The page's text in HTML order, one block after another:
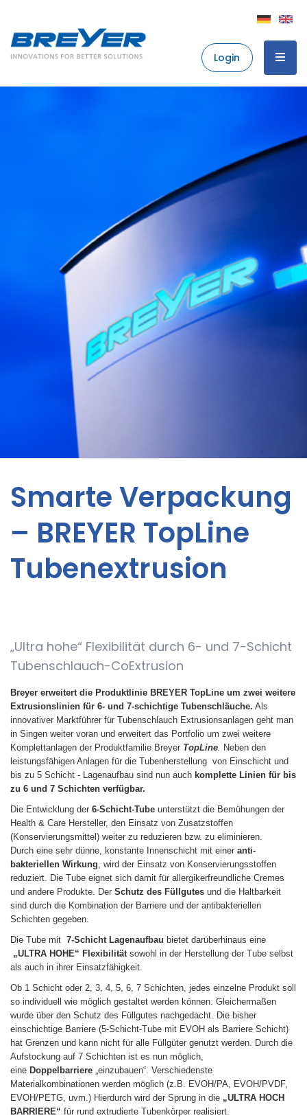
Login
Smarte Verpackung
– BREYER TopLine
Tubenextrusion
„Ultra hohe“ Flexibilität durch 6- und 7-Schicht
Tubenschlauch-CoExtrusion
Breyer erweitert die Produktlinie BREYER TopLine um zwei weitere
Extrusionslinien für 6- und 7-schichtige Tubenschläuche. Als
innovativer Marktführer für Tubenschlauch Extrusionsanlagen geht man
in Singen weiter voran und erweitert das Portfolio um zwei weitere
Komplettanlagen der Produktfamilie Breyer TopLine. Neben den
leistungsfähigen Anlagen für die Tubenherstellung von Einschicht und
bis zu 5 Schicht - Lagenaufbau sind nun auch komplette Linien für bis
zu 6 und 7 Schichten verfügbar.
Die Entwicklung der 6-Schicht-Tube unterstützt die Bemühungen der
Health & Care Hersteller, den Einsatz von Zusatzstoffen
(Konservierungsmittel) weiter zu reduzieren bzw. zu eliminieren.
Durch eine sehr dünne, konstante Innenschicht mit einer anti-
bakteriellen Wirkung, wird der Einsatz von Konservierungsstoffen
reduziert. Die Tube eignet sich damit für allergikerfreundliche Cremes
und andere Produkte. Der Schutz des Füllgutes und die Haltbarkeit
sind durch die Kombination der Barriere und der antibakteriellen
Schichten gegeben.
Die Tube mit 7-Schicht Lagenaufbau bietet darüberhinaus eine
„ULTRA HOHE“ Flexibilität sowohl in der Herstellung der Tube selbst
als auch in ihrer Einsatzfähigkeit.
Ob 1 Schicht oder 2, 3, 4, 5, 6, 7 Schichten, jedes einzelne Produkt soll
so individuell wie möglich gestaltet werden können. Gleichermaßen
wurde über den Schutz des Füllgutes nachgedacht. Die bisher
einschichtige Barriere (5-Schicht-Tube mit EVOH als Barriere Schicht)
hat Grenzen und kann nicht für alle Füllgüter genutzt werden. Durch die
Aufstockung auf 7 Schichten ist es nun möglich,
eine Doppelbarriere „einzubauen“. Verschiedenste
Materialkombinationen werden möglich (z.B. EVOH/PA, EVOH/PVDF,
EVOH/PETG, uvm.) Hierdurch wird der Sprung in die „ULTRA HOCH
BARRIERE“ für rund extrudierte Tubenkörper realisiert.